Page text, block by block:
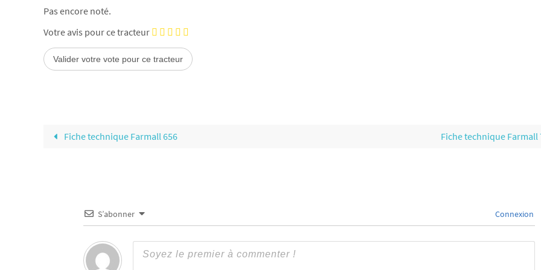
Pas encore noté.
Votre avis pour ce tracteur
Fiche technique Farmall 656 Fiche technique Farmall
S’abonner Connexion